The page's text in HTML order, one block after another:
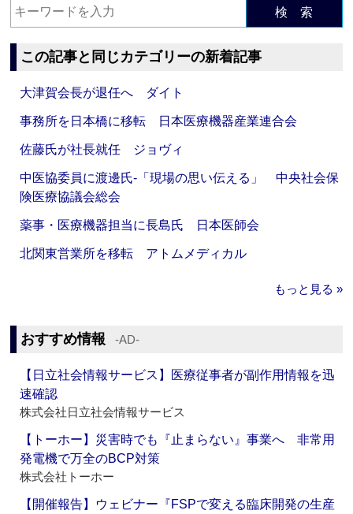
検 索
この記事と同じカテゴリーの新着記事
大津賀会長が退任へ ダイト
事務所を日本橋に移転 日本医療機器産業連合会
佐藤氏が社長就任 ジョヴィ
中医協委員に渡邊氏‐「現場の思い伝える」 中央社会保
険医療協議会総会
薬事・医療機器担当に長島氏 日本医師会
北関東営業所を移転 アトムメディカル
もっと見る »
おすすめ情報 ‐AD‐
【日立社会情報サービス】医療従事者が副作用情報を迅
速確認
株式会社日立社会情報サービス
【トーホー】災害時でも『止まらない』事業へ 非常用
発電機で万全のBCP対策
株式会社トーホー
【開催報告】ウェビナー『FSPで変える臨床開発の生産